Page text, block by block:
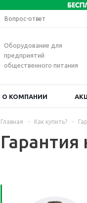
Вопрос-ответ
Оборудование для
предприятий
общественного питания
О КОМПАНИИ
Главная - Как купить? -
Гарантия